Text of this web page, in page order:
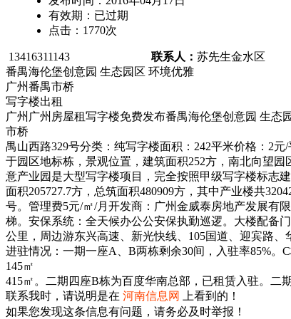
有效期： 已过期
点击： 1770次
13416311143 联系人： 苏先生金水区
番禺海伦堡创意园 生态园区 环境优雅
广州番禺市桥
写字楼出租
广州广州房屋租写字楼免费发布番禺海伦堡创意园 生态
市桥
禺山西路329号分类：纯写字楼面积：242平米价格：2
于园区地标栋，景观位置，建筑面积252方，南北向望
意产业园是大型写字楼项目，完全按照甲级写字楼标志
面积205727.7方，总筑面积480909方，其中产业楼共
号。管理费5元/㎡/月开发商：广州金威泰房地产发展有
梯。安保系统：全天候办公公安保执勤巡逻。大楼配备
公里，周边游东兴高速、新光快线、105国道、迎宾路
进驻情况：一期一座A、B两栋剩余30间，入驻率85%
145㎡
415㎡。二期四座B栋为百度华南总部，已租赁入驻。二
联系我时，请说明是在 河南信息网
上看到的！
如果您发现这条信息有问题，请务必及时举报！